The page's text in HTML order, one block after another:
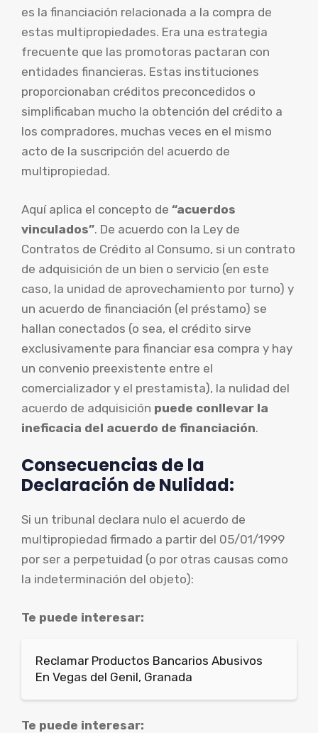
es la financiación relacionada a la compra de
estas multipropiedades. Era una estrategia
frecuente que las promotoras pactaran con
entidades financieras. Estas instituciones
proporcionaban créditos preconcedidos o
simplificaban mucho la obtención del crédito a
los compradores, muchas veces en el mismo
acto de la suscripción del acuerdo de
multipropiedad.
Aquí aplica el concepto de “acuerdos
vinculados”. De acuerdo con la Ley de
Contratos de Crédito al Consumo, si un contrato
de adquisición de un bien o servicio (en este
caso, la unidad de aprovechamiento por turno) y
un acuerdo de financiación (el préstamo) se
hallan conectados (o sea, el crédito sirve
exclusivamente para financiar esa compra y hay
un convenio preexistente entre el
comercializador y el prestamista), la nulidad del
acuerdo de adquisición puede conllevar la
ineficacia del acuerdo de financiación.
Consecuencias de la
Declaración de Nulidad:
Si un tribunal declara nulo el acuerdo de
multipropiedad firmado a partir del 05/01/1999
por ser a perpetuidad (o por otras causas como
la indeterminación del objeto):
Te puede interesar:
Reclamar Productos Bancarios Abusivos
En Vegas del Genil, Granada
Te puede interesar: